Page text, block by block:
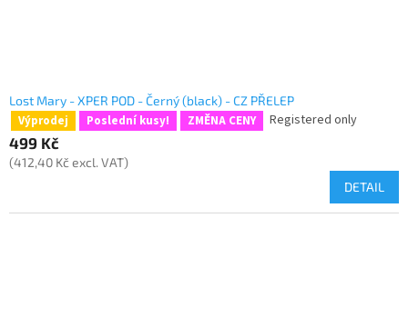
Lost Mary - XPER POD - Černý (black) - CZ PŘELEP
Výprodej Poslední kusy! ZMĚNA CENY
Registered only
499 Kč
(412,40 Kč excl. VAT)
DETAIL